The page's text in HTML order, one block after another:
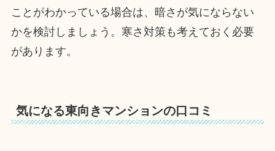
ことがわかっている場合は、暗さが気にならない
かを検討しましょう。寒さ対策も考えておく必要
があります。
気になる東向きマンションの口コミ